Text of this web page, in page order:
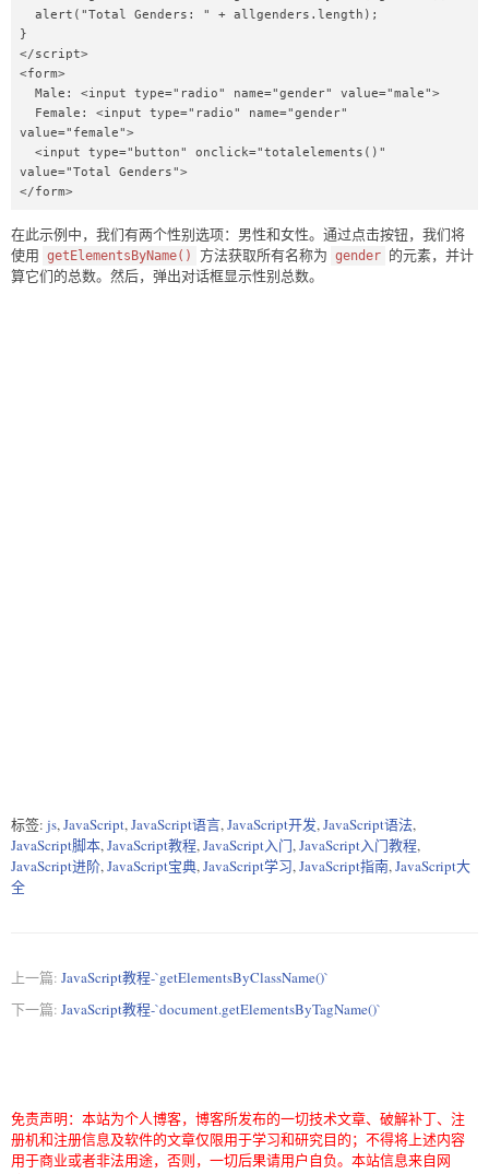
}
</script>
<form>
value="female">
value="Total Genders">
</form>
在此示例中，我们有两个性别选项：男性和女性。通过点击按钮，我们将
使用 getElementsByName() 方法获取所有名称为 gender 的元素，并计
算它们的总数。然后，弹出对话框显示性别总数。
标签: js, JavaScript, JavaScript语言, JavaScript开发, JavaScript语法,
JavaScript脚本, JavaScript教程, JavaScript入门, JavaScript入门教程,
JavaScript进阶, JavaScript宝典, JavaScript学习, JavaScript指南, JavaScript大
全
上一篇: JavaScript教程-`getElementsByClassName()`
下一篇: JavaScript教程-`document.getElementsByTagName()`
免责声明：本站为个人博客，博客所发布的一切技术文章、破解补丁、注
册机和注册信息及软件的文章仅限用于学习和研究目的；不得将上述内容
用于商业或者非法用途，否则，一切后果请用户自负。本站信息来自网